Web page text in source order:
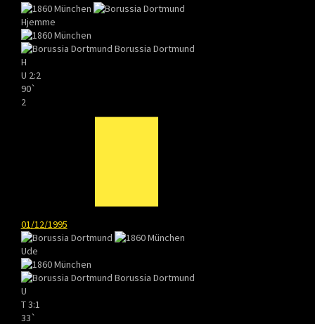
Hjemme
Borussia Dortmund
H
U 2:2
90`
2
01/12/1995
Ude
Borussia Dortmund
U
T3:1
33`